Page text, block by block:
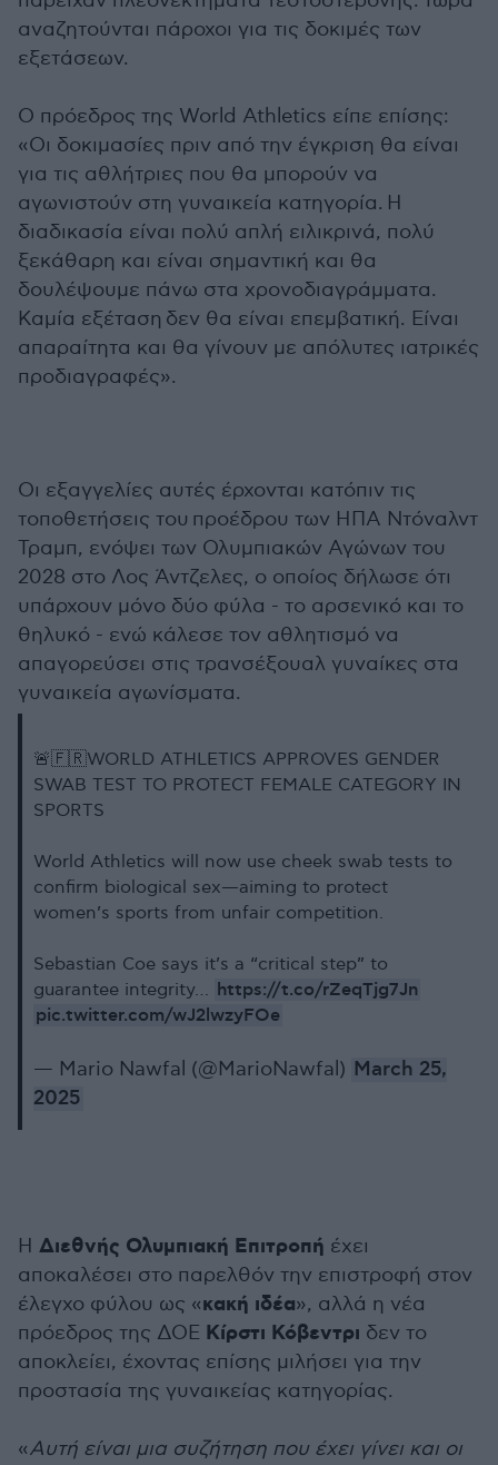
αναζητούνται πάροχοι για τις δοκιμές των
εξετάσεων.
Ο πρόεδρος της World Athletics είπε επίσης:
«Οι δοκιμασίες πριν από την έγκριση θα είναι
για τις αθλήτριες που θα μπορούν να
αγωνιστούν στη γυναικεία κατηγορία. Η
διαδικασία είναι πολύ απλή ειλικρινά, πολύ
ξεκάθαρη και είναι σημαντική και θα
δουλέψουμε πάνω στα χρονοδιαγράμματα.
Καμία εξέταση δεν θα είναι επεμβατική. Είναι
απαραίτητα και θα γίνουν με απόλυτες ιατρικές
προδιαγραφές».
Οι εξαγγελίες αυτές έρχονται κατόπιν τις
τοποθετήσεις του προέδρου των ΗΠΑ Ντόναλντ
Τραμπ, ενόψει των Ολυμπιακών Αγώνων του
2028 στο Λος Άντζελες, ο οποίος δήλωσε ότι
υπάρχουν μόνο δύο φύλα - το αρσενικό και το
θηλυκό - ενώ κάλεσε τον αθλητισμό να
απαγορεύσει στις τρανσέξουαλ γυναίκες στα
γυναικεία αγωνίσματα.
🚨🇫🇷WORLD ATHLETICS APPROVES GENDER
SWAB TEST TO PROTECT FEMALE CATEGORY IN
SPORTS
World Athletics will now use cheek swab tests to
confirm biological sex—aiming to protect
women’s sports from unfair competition.
Sebastian Coe says it’s a “critical step” to
guarantee integrity… https://t.co/rZeqTjg7Jn
pic.twitter.com/wJ2lwzyFOe
— Mario Nawfal (@MarioNawfal) March 25,
2025
Η Διεθνής Ολυμπιακή Επιτροπή έχει
αποκαλέσει στο παρελθόν την επιστροφή στον
έλεγχο φύλου ως «κακή ιδέα», αλλά η νέα
πρόεδρος της ΔΟΕ Κίρστι Κόβεντρι δεν το
αποκλείει, έχοντας επίσης μιλήσει για την
προστασία της γυναικείας κατηγορίας.
«Αυτή είναι μια συζήτηση που έχει γίνει και οι